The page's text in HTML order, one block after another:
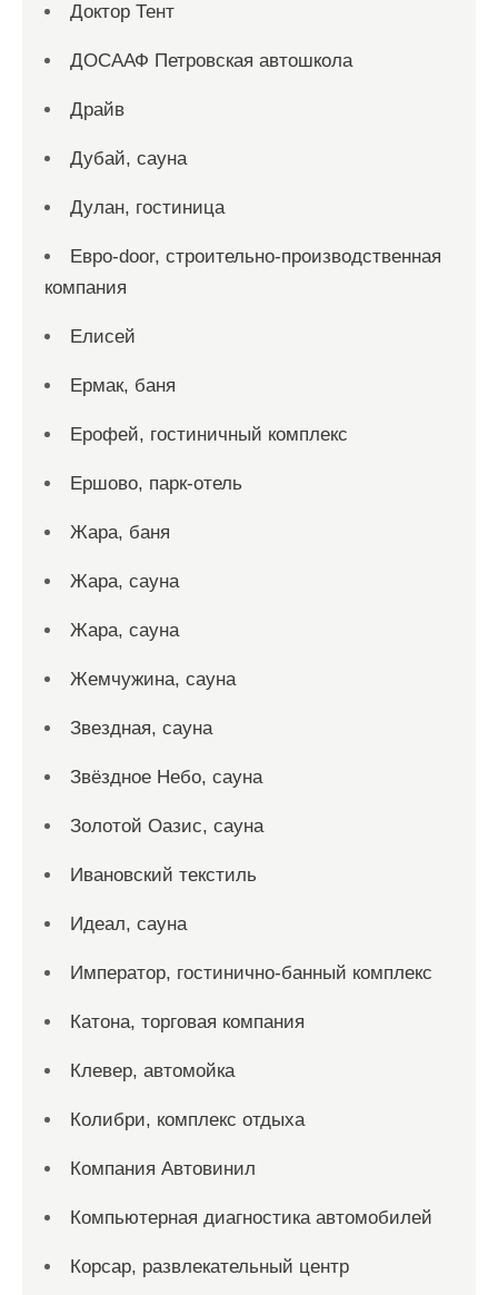
Доктор Тент
ДОСААФ Петровская автошкола
Драйв
Дубай, сауна
Дулан, гостиница
Евро-door, строительно-производственная
компания
Елисей
Ермак, баня
Ерофей, гостиничный комплекс
Ершово, парк-отель
Жара, баня
Жара, сауна
Жара, сауна
Жемчужина, сауна
Звездная, сауна
Звёздное Небо, сауна
Золотой Оазис, сауна
Ивановский текстиль
Идеал, сауна
Император, гостинично-банный комплекс
Катона, торговая компания
Клевер, автомойка
Колибри, комплекс отдыха
Компания Автовинил
Компьютерная диагностика автомобилей
Корсар, развлекательный центр